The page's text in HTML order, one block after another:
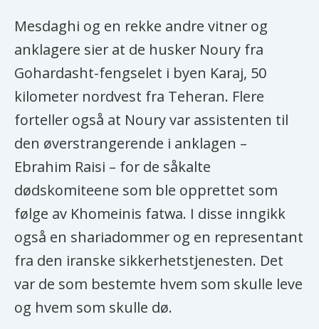
Mesdaghi og en rekke andre vitner og
anklagere sier at de husker Noury fra
Gohardasht-fengselet i byen Karaj, 50
kilometer nordvest fra Teheran. Flere
forteller også at Noury var assistenten til
den øverstrangerende i anklagen –
Ebrahim Raisi – for de såkalte
dødskomiteene som ble opprettet som
følge av Khomeinis fatwa. I disse inngikk
også en shariadommer og en representant
fra den iranske sikkerhetstjenesten. Det
var de som bestemte hvem som skulle leve
og hvem som skulle dø.